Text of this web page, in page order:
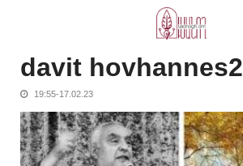
davit hovhannes2
19:55-17.02.23